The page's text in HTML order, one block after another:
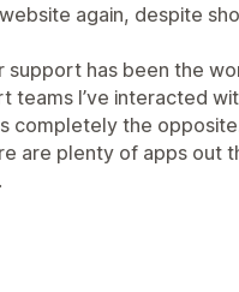
again, despite
has been the
teams I’ve interacted
completely the
are plenty of apps out